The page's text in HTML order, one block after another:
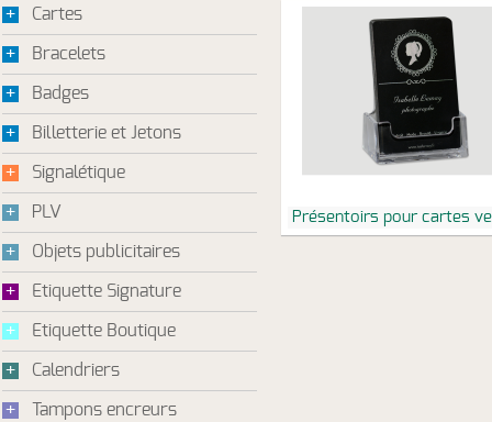
+ Cartes
+ Bracelets
+ Badges
+ Billetterie et Jetons
+ Signalétique
+ PLV
+ Objets publicitaires
+ Etiquette Signature
+ Etiquette Boutique
+ Calendriers
+ Tampons encreurs
Présentoirs pour cartes